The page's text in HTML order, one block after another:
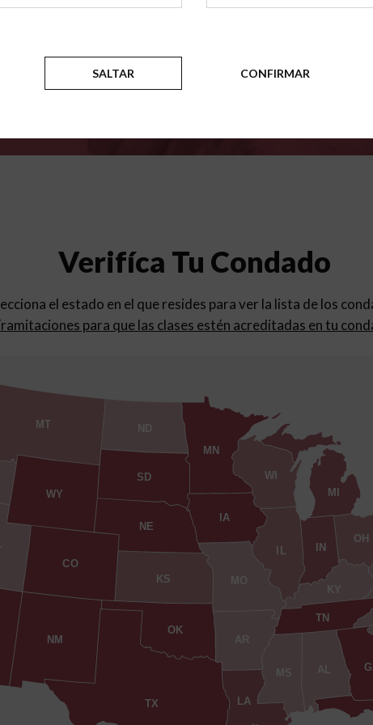
Verifíca Tu Condado
el estado en el que resides para ver la lista de los
para que las clases estén acreditadas en tu
AL
AR
CO
IN
IA
KS
KY
LA
MI
MN
MS
MO
MT
NE
NM
ND
OH
OK
SD
TN
TX
WI
WY
SALTAR CONFIRMAR